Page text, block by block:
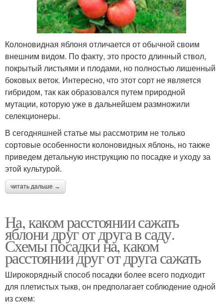
Колоновидная яблоня отличается от обычной своим
внешним видом. По факту, это просто длинный ствол,
покрытый листьями и плодами, но полностью лишенный
боковых веток. Интересно, что этот сорт не является
гибридом, так как образовался путем природной
мутации, которую уже в дальнейшем размножили
селекционеры.
В сегодняшней статье мы рассмотрим не только
сортовые особенности колоновидных яблонь, но также
приведем детальную инструкцию по посадке и уходу за
этой культурой.
читать дальше →
На, каком расстоянии сажать
яблони друг от друга в саду.
Схемы посадки на, каком
расстоянии друг от друга сажать
Широкорядный способ посадки более всего подходит
для плетистых тыкв, он предполагает соблюдение одной
из схем: